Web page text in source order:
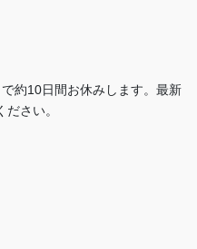
約10日間お休みします。最新
さい。